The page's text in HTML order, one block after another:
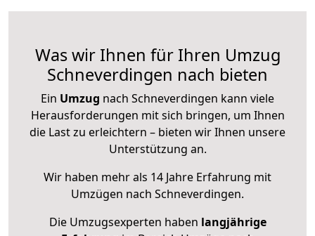
Was wir Ihnen für Ihren Umzug
Schneverdingen nach bieten
Ein Umzug nach Schneverdingen kann viele
Herausforderungen mit sich bringen, um Ihnen
die Last zu erleichtern – bieten wir Ihnen unsere
Unterstützung an.
Wir haben mehr als 14 Jahre Erfahrung mit
Umzügen nach Schneverdingen.
Die Umzugsexperten haben langjährige